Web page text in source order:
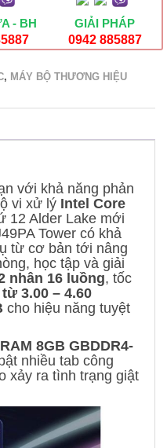
- BH
GIẢI PHÁP
0942 885887
, MÁY BỘ THƯƠNG HIỆU
với khả năng phản
vi xử lý Intel Core
12 Alder Lake mới
Tower có khả
từ cơ bản tới nâng
học tập và giải
nhân 16 luồng, tốc
3.00 – 4.60
cho hiệu năng tuyệt
RAM 8GB GBDDR4-
nhiều tab công
xảy ra tình trạng giật